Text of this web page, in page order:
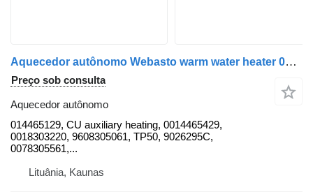
Aquecedor autônomo Webasto warm water heater 014465129 para camião tractor Mercedes-Benz Actros MP4 EURO5, EURO6
Preço sob consulta
Aquecedor autônomo
014465129, CU auxiliary heating, 0014465429,
0018303220, 9608305061, TP50, 9026295C,
0078305561,...
Lituânia, Kaunas